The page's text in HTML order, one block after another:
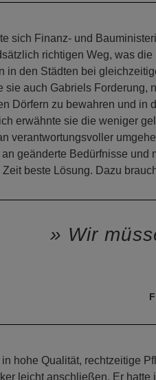
sich Finanz- und
richtigen Weg, was
in den Städten bei
sie auch Gabriels Forderung,
Dörfern zu bewahren und in
erwähnte sie die weniger
verantwortungsvoller
geänderte Bedürfnisse und
beste Lösung. Dazu
Wir
in hohe Qualität, rechtzeitige
leicht anschließen. Er